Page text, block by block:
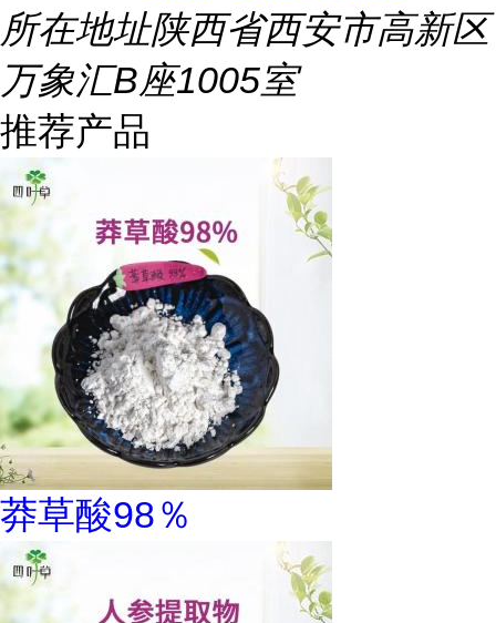
所在地址陕西省西安市高新区
万象汇B座1005室
推荐产品
莽草酸98％